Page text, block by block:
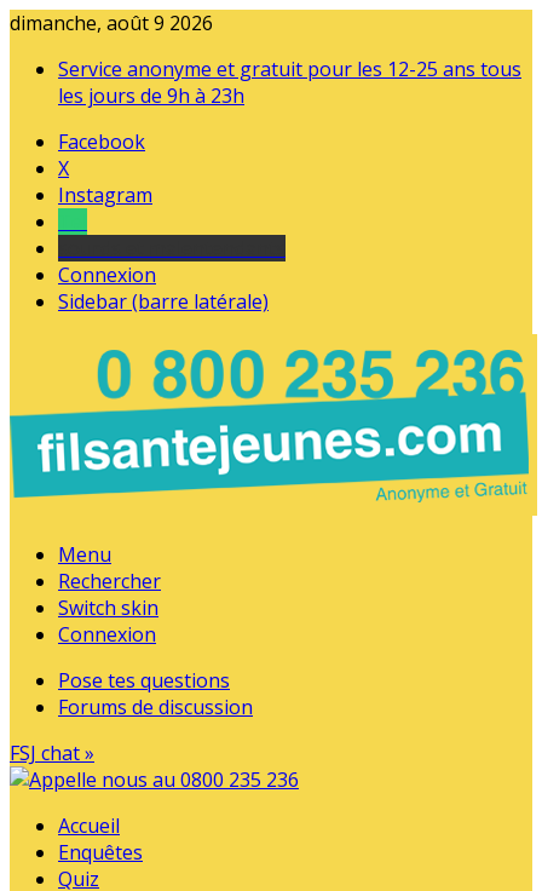
dimanche, août 9 2026
Service anonyme et gratuit pour les 12-25 ans tous
les jours de 9h à 23h
Facebook
X
Instagram
Connexion
Sidebar (barre latérale)
Menu
Rechercher
Switch skin
Connexion
Pose tes questions
Forums de discussion
FSJ chat »
Accueil
Enquêtes
Quiz